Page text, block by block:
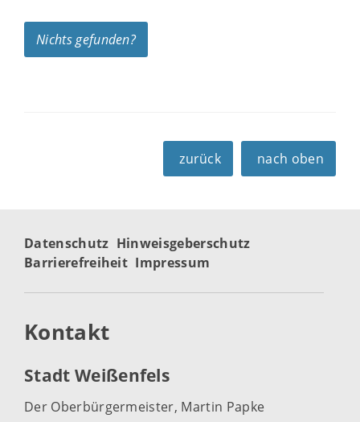
Nichts gefunden?
zurück nach oben
Datenschutz Hinweisgeberschutz
Barrierefreiheit Impressum
Kontakt
Stadt Weißenfels
Der Oberbürgermeister, Martin Papke